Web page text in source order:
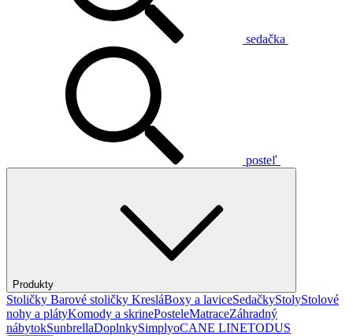
sedačka
posteľ
Produkty
Stoličky Barové stoličky KresláBoxy a laviceSedačkyStolyStolové
nohy a plátyKomody a skrinePosteleMatraceZáhradný
nábytokSunbrellaDoplnkySimplyoCANE LINETODUS